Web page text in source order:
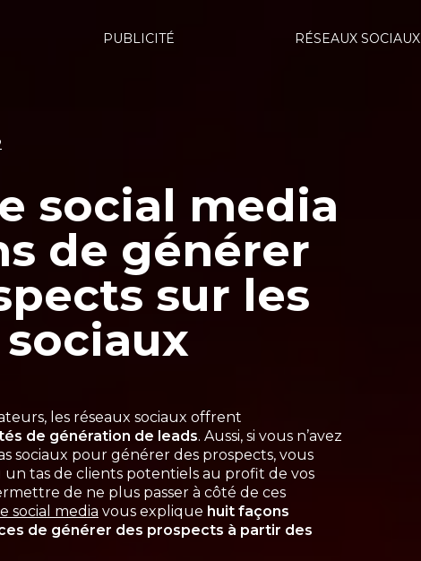
PUBLICITÉ RÉSEAUX SOCIAUX
social media
de générer
sur les
les réseaux sociaux offrent
de génération de leads. Aussi, si vous n’avez
sociaux pour générer des prospects, vous
tas de clients potentiels au profit de vos
de ne plus passer à côté de ces
social media vous explique huit façons
de générer des prospects à partir des